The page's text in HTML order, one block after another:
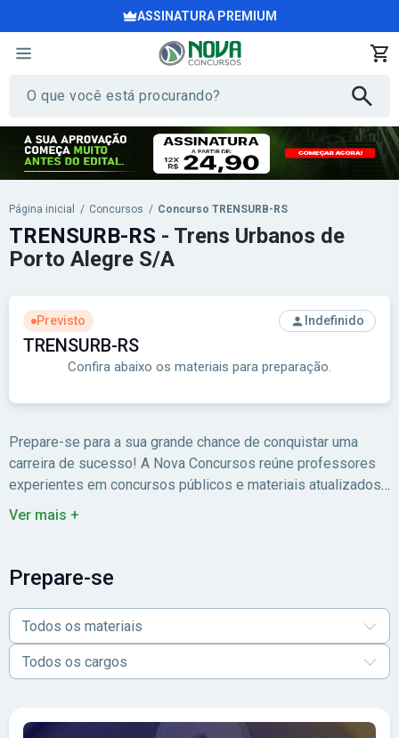
ASSINATURA PREMIUM
Página inicial / Concursos / Concurso TRENSURB-RS
Previsto Indefinido
TRENSURB-RS
Confira abaixo os materiais para preparação.
TRENSURB-RS - Trens Urbanos de
Porto Alegre S/A
Prepare-se para a sua grande chance de conquistar uma
carreira de sucesso! A Nova Concursos reúne professores
experientes em concursos públicos e materiais atualizados
para você estudar com foco no edital.
Ver mais +
Prepare-se
Todos os materiais
Todos os cargos